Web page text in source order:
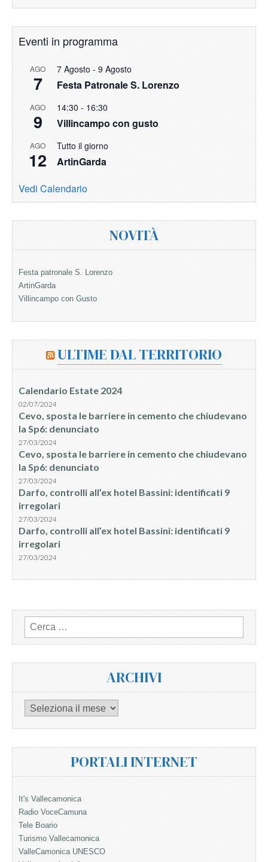
Eventi in programma
AGO
7
7 Agosto - 9 Agosto
Festa Patronale S. Lorenzo
AGO
9
14:30 - 16:30
Villincampo con gusto
AGO
12
Tutto il giorno
ArtinGarda
Vedi Calendario
NOVITÀ
Festa patronale S. Lorenzo
ArtinGarda
Villincampo con Gusto
ULTIME DAL TERRITORIO
Calendario Estate 2024
02/07/2024
Cevo, sposta le barriere in cemento che chiudevano
la Sp6: denunciato
27/03/2024
Cevo, sposta le barriere in cemento che chiudevano
la Sp6: denunciato
27/03/2024
Darfo, controlli all’ex hotel Bassini: identificati 9
irregolari
27/03/2024
Darfo, controlli all’ex hotel Bassini: identificati 9
irregolari
27/03/2024
Ricerca
per:
ARCHIVI
Archivi
PORTALI INTERNET
It's Vallecamonica
Radio VoceCamuna
Tele Boario
Turismo Vallecamonica
ValleCamonica UNESCO